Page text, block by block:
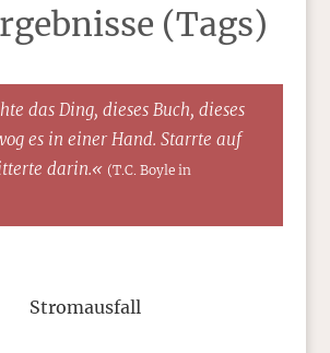
(Tags)
das Ding, dieses Buch, dieses
es in einer Hand. Starrte auf
darin.« (T.C. Boyle in
Stromausfall